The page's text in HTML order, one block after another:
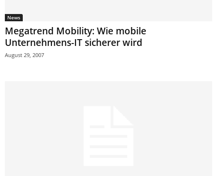
News
Megatrend Mobility: Wie mobile
Unternehmens-IT sicherer wird
August 29, 2007